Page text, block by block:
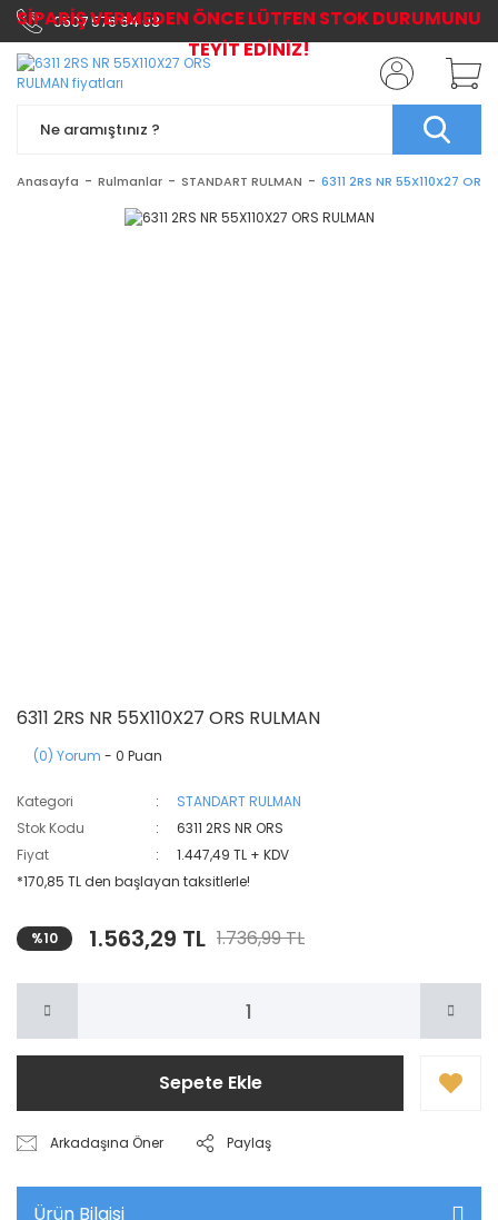
0507 576 64 03
Anasayfa Rulmanlar STANDART RULMAN 6311 2RS NR 55X110X27 ORS
6311 2RS NR 55X110X27 ORS RULMAN
(0) Yorum - 0 Puan
Kategori
STANDART RULMAN
Stok Kodu
6311 2RS NR ORS
Fiyat
1.447,49 TL + KDV
*170,85 TL den başlayan taksitlerle!
%10 1.563,29 TL 1.736,99 TL
Sepete Ekle
Arkadaşına Öner Paylaş
Ürün Bilgisi
SİPARİŞ VERMEDEN ÖNCE LÜTFEN STOK DURUMUNU
TEYİT EDİNİZ!